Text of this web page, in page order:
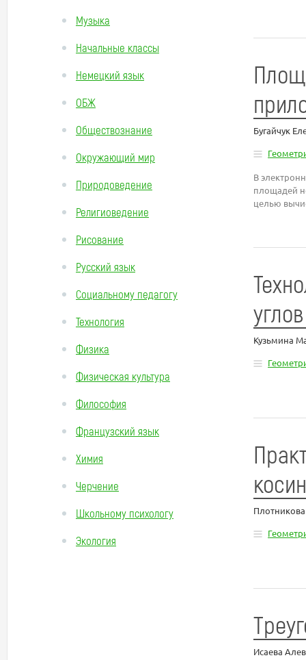
Музыка
Начальные классы
Немецкий язык
ОБЖ
Обществознание
Окружающий мир
Природоведение
Религиоведение
Рисование
Русский язык
Социальному педагогу
Технология
Физика
Физическая культура
Философия
Французский язык
Химия
Черчение
Школьному психологу
Экология
Бугайчук
В
площадей
целью
Кузьмина
Исаева